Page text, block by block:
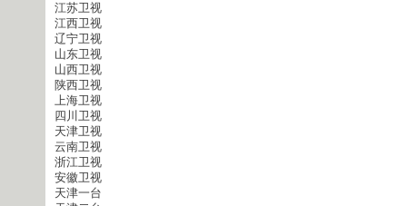
江苏卫视
江西卫视
辽宁卫视
山东卫视
山西卫视
陕西卫视
上海卫视
四川卫视
天津卫视
云南卫视
浙江卫视
安徽卫视
天津一台